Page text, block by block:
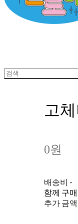
고
0원
배송비 -
함께 구
추가 금액